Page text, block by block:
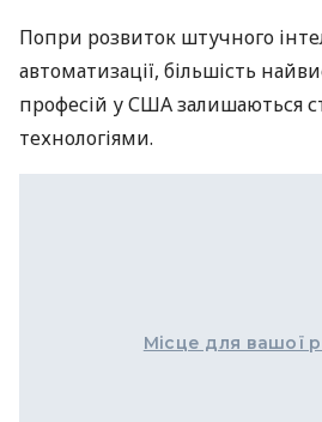
Попри розвиток штучного
автоматизації, більшість
професій у США залишаються
технологіями.
Місце для вашої